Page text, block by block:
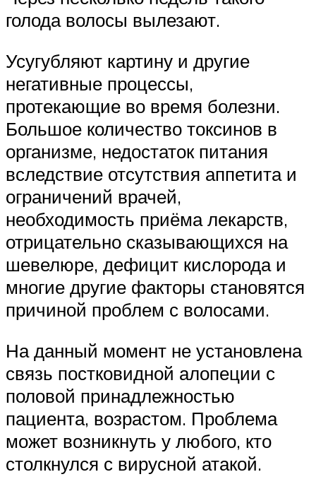
голода волосы вылезают.
Усугубляют картину и другие
негативные процессы,
протекающие во время болезни.
Большое количество токсинов в
организме, недостаток питания
вследствие отсутствия аппетита и
ограничений врачей,
необходимость приёма лекарств,
отрицательно сказывающихся на
шевелюре, дефицит кислорода и
многие другие факторы становятся
причиной проблем с волосами.
На данный момент не установлена
связь постковидной алопеции с
половой принадлежностью
пациента, возрастом. Проблема
может возникнуть у любого, кто
столкнулся с вирусной атакой.